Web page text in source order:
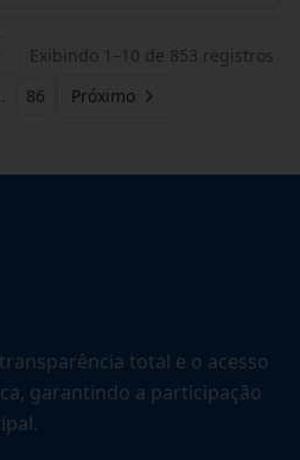
Exibindo 1 –10 de 853 registros
86 Próximo
total e o acesso
garantindo a participação